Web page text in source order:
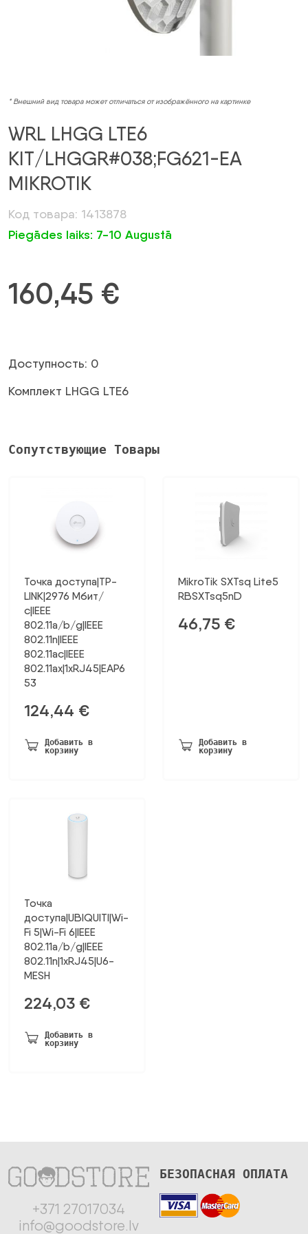
* Внешний вид товара может отличаться от изображённого на картинке
WRL LHGG LTE6
KIT/LHGGR#038;FG621-EA
MIKROTIK
Код товара: 1413878
Piegādes laiks: 7-10 Augustā
160,45 €
Доступность: 0
Комплект LHGG LTE6
Сопутствующие Товары
Точка доступа|TP-
LINK|2976 Мбит/
с|IEEE
802.11a/b/g|IEEE
802.11n|IEEE
802.11ac|IEEE
802.11ax|1xRJ45|EAP6
53
124,44 €
Добавить в
корзину
MikroTik SXTsq Lite5
RBSXTsq5nD
46,75 €
Добавить в
корзину
Точка
доступа|UBIQUITI|Wi-
Fi 5|Wi-Fi 6|IEEE
802.11a/b/g|IEEE
802.11n|1xRJ45|U6-
MESH
224,03 €
Добавить в
корзину
+371 27017034
info@goodstore.lv
БЕЗОПАСНАЯ ОПЛАТА